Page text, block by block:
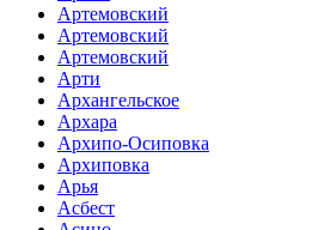
Артемовский
Артемовский
Артемовский
Арти
Архангельское
Архара
Архипо-Осиповка
Архиповка
Арья
Асбест